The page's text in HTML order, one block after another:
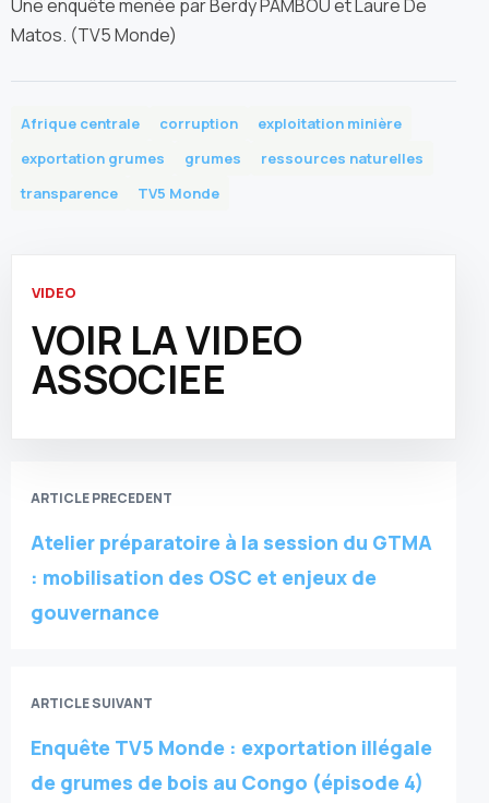
Une enquête menée par Berdy PAMBOU et Laure De
Matos. (TV5 Monde)
Afrique centrale corruption
exploitation minière
exportation grumes
grumes
ressources naturelles
transparence
TV5 Monde
VIDEO
VOIR LA VIDEO
ASSOCIEE
ARTICLE PRECEDENT
Atelier préparatoire à la session du GTMA
: mobilisation des OSC et enjeux de
gouvernance
ARTICLE SUIVANT
Enquête TV5 Monde : exportation illégale
de grumes de bois au Congo (épisode 4)